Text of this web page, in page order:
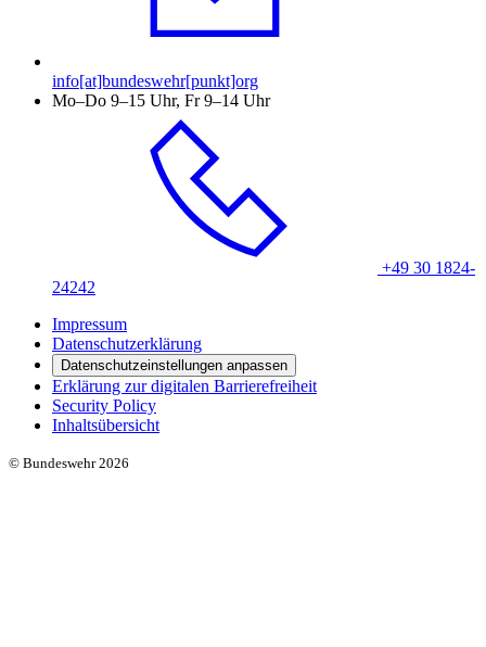
info[at]bundeswehr[punkt]org
Mo–Do 9–15 Uhr, Fr 9–14 Uhr
+49 30 1824-
24242
Impressum
Datenschutzerklärung
Datenschutzeinstellungen anpassen
Erklärung zur digitalen Barrierefreiheit
Security Policy
Inhaltsübersicht
© Bundeswehr 2026